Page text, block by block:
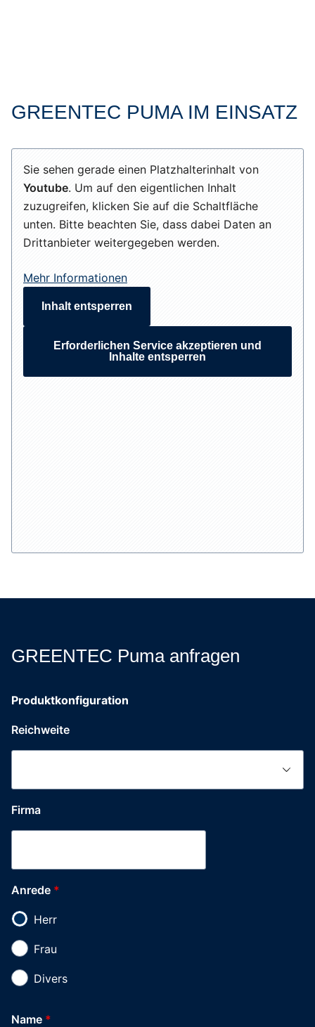
GREENTEC PUMA IM EINSATZ
Sie sehen gerade einen Platzhalterinhalt von
Youtube. Um auf den eigentlichen Inhalt
zuzugreifen, klicken Sie auf die Schaltfläche
unten. Bitte beachten Sie, dass dabei Daten an
Drittanbieter weitergegeben werden.
Mehr Informationen
Inhalt entsperren
Erforderlichen Service akzeptieren und
Inhalte entsperren
GREENTEC Puma anfragen
Produktkonfiguration
Reichweite
Firma
Postleitzahl
Anrede
E-
Mail-
Anrede *
Herr
Frau
Divers
Name *